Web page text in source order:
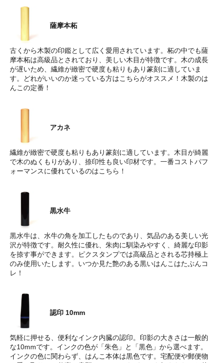
薩摩本柘
古くから木製の印鑑として広く愛用されています。柘の中でも薩
摩本柘は高級品とされており、美しい木目が特徴です。木の成長
が遅いため、繊維が緻密で硬度も粘りもあり篆刻に適していま
す。どれがいいのか迷っている方はこちらがオススメ！木製のは
んこの定番！
アカネ
繊維が緻密で硬度も粘りもあり篆刻に適しています。木目が綺麗
で木のぬくもりがあり、捺印性も良い印材です。一番コストパフ
ォーマンスに優れているのはこちら！
黒水牛
黒水牛は、水牛の角を加工したものであり、気品のある美しい光
沢が特徴です。耐久性に優れ、朱肉に馴染みやすく、綺麗な印影
を捺す事ができます。ピクスタンプでは高級品とされる芯持極上
のみ使用いたします。いつか見た艶のある黒いはんこはたぶんコ
レ！
認印 10mm
気軽に押せる、便利なインク内臓の認印。印影の大きさは一般的
な10mmです。インクの色が「朱色」と「黒色」から選べます。
インクの色に関わらず、はんこ本体は黒色です。宅配便や郵便物